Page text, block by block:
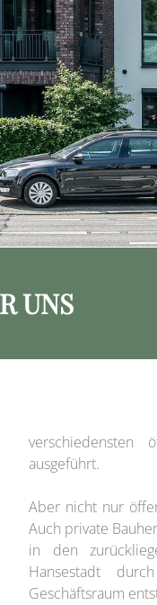
UNS
verschiedensten
ausgeführt.
Aber nicht nur
Auch private
in den
Hansestadt
Geschäftsraum